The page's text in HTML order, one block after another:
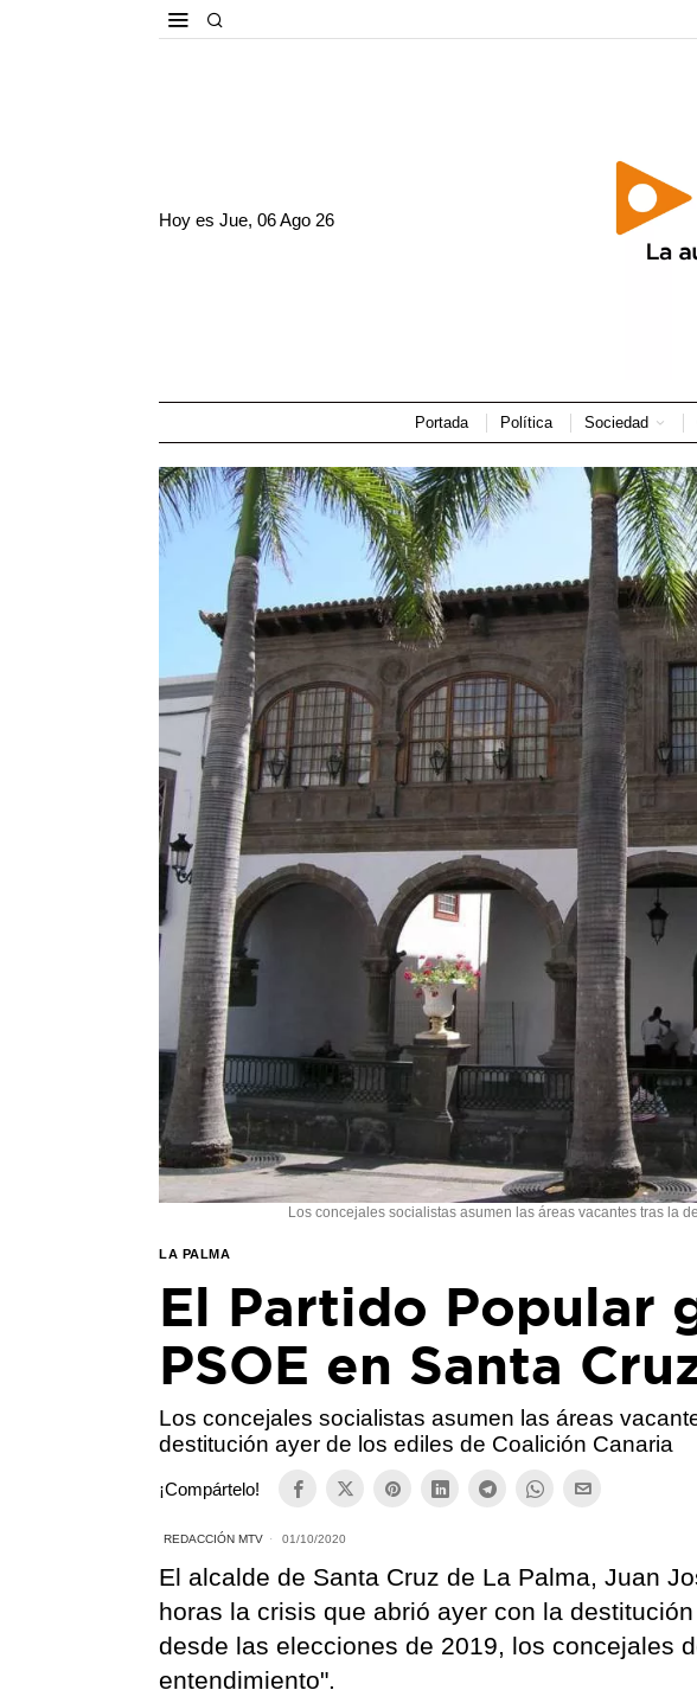
Hoy esJue, 06 Ago 26
Portada Política Sociedad
Los concejales socialistas asumen las áreas vacantes tras la
LA PALMA
El Partido Popular
PSOE en Santa
Los concejales socialistas asumen las áreas
destitución ayer de los ediles de Coalición Canaria
¡Compártelo!
REDACCIÓN MTV 01/10/2020
El alcalde de Santa Cruz de La Palma, Juan
horas la crisis que abrió ayer con la
desde las elecciones de 2019, los concejales
entendimiento".